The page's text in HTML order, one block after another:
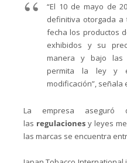
“El 10 de mayo de
definitiva otorgada a
fecha los productos
exhibidos y su
manera y bajo las
permita la ley y
modificación”, señala
La empresa
las regulaciones y leyes
las marcas se encuentra